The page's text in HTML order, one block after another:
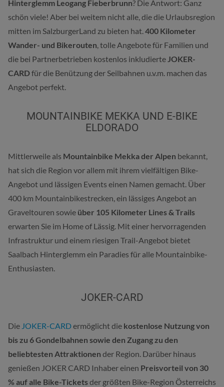
Hinterglemm Leogang Fieberbrunn? Die Antwort: Ganz
schön viele! Aber bei weitem nicht alle, die die Urlaubsregion
mitten im SalzburgerLand zu bieten hat. 400 Kilometer
Wander- und Bikerouten , tolle Angebote für Familien und
die bei Partnerbetrieben kostenlos inkludierte JOKER-
CARDfür die Benützung der Seilbahnen u.v.m. machen das
Angebot perfekt.
MOUNTAINBIKE MEKKA UND E-BIKE
ELDORADO
Mittlerweile als Mountainbike Mekka der Alpen bekannt,
hat sich die Region vor allem mit ihrem vielfältigen Bike-
Angebot und lässigen Events einen Namen gemacht. Über
400 km Mountainbikestrecken, ein lässiges Angebot an
Graveltouren sowie über 105 Kilometer Lines & Trails
erwarten Sie im Home of Lässig. Mit einer hervorragenden
Infrastruktur und einem riesigen Trail-Angebot bietet
Saalbach Hinterglemm ein Paradies für alle Mountainbike-
Enthusiasten.
JOKER-CARD
Die JOKER-CARDermöglicht die kostenlose Nutzung von
bis zu 6 Gondelbahnen sowie den Zugang zu den
beliebtesten Attraktionen der Region. Darüber hinaus
genießen JOKER CARD Inhaber einen Preisvorteil von 30
% auf alle Bike-Ticketsder größten Bike-Region Österreichs